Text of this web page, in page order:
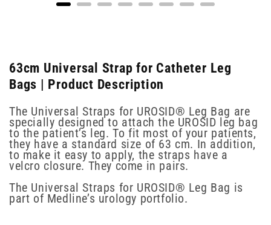
63cm Universal Strap for Catheter Leg
Bags | Product Description
The Universal Straps for UROSID® Leg Bag are
specially designed to attach the UROSID leg bag
to the patient’s leg. To fit most of your patients,
they have a standard size of 63 cm. In addition,
to make it easy to apply, the straps have a
velcro closure. They come in pairs.
The Universal Straps for UROSID® Leg Bag is
part of Medline’s urology portfolio.